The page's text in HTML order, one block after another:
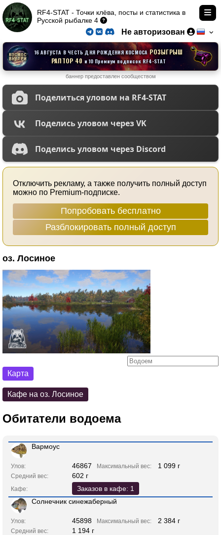
Не авторизован
RF4-STAT - Точки клёва, посты и статистика в
Русской рыбалке 4
КОСМОС
ВНУТРИ
16 АВГУСТА В ЧЕСТЬ ДНЯ РОЖДЕНИЯ КОСМОСА РОЗЫГРЫШ
РАПТОР 40 и 10 Премиум подписок RF4-STAT
баннер предоставлен сообществом
Поделиться уловом на RF4-STAT
Поделись уловом через VK
Поделись уловом через Discord
Отключить рекламу, а также получить полный доступ
можно по Premium-подписке.
Попробовать бесплатно
Разблокировать полный доступ
оз. Лосиное
Карта
Кафе на оз. Лосиное
Обитатели водоема
Вармоус
Улов: 46867 Максимальный вес: 1 099 г
Средний вес: 602 г
Кафе:
Заказов в кафе: 1
Солнечник синежаберный
Улов: 45898 Максимальный вес: 2 384 г
Средний вес: 1 194 г